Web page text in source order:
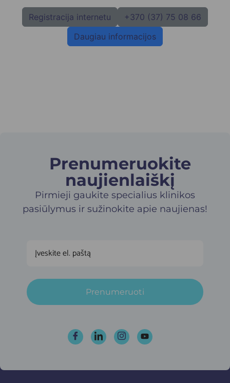
Registracija internetu
+370 (37) 75 08 66
Daugiau informacijos
Prenumeruokite
naujienlaiškį​
Pirmieji gaukite specialius klinikos
pasiūlymus ir sužinokite apie naujienas!
Prenumeruoti